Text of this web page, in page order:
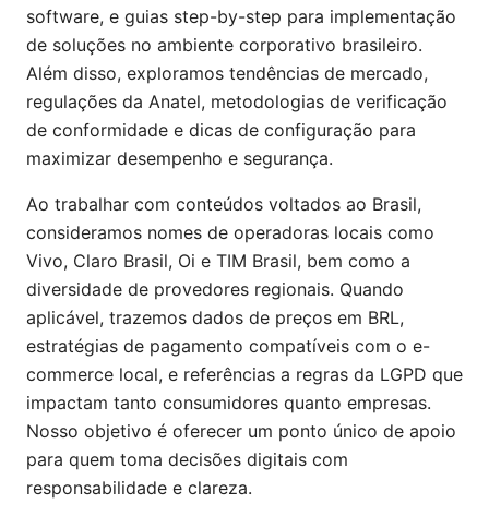
software, e guias step-by-step para implementação
de soluções no ambiente corporativo brasileiro.
Além disso, exploramos tendências de mercado,
regulações da Anatel, metodologias de verificação
de conformidade e dicas de configuração para
maximizar desempenho e segurança.
Ao trabalhar com conteúdos voltados ao Brasil,
consideramos nomes de operadoras locais como
Vivo, Claro Brasil, Oi e TIM Brasil, bem como a
diversidade de provedores regionais. Quando
aplicável, trazemos dados de preços em BRL,
estratégias de pagamento compatíveis com o e-
commerce local, e referências a regras da LGPD que
impactam tanto consumidores quanto empresas.
Nosso objetivo é oferecer um ponto único de apoio
para quem toma decisões digitais com
responsabilidade e clareza.